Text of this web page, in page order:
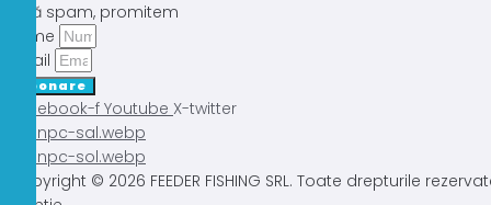
Fără spam, promitem
Nume
Email
Abonare
Facebook-f Youtube X-twitter
Copyright © 2026 FEEDER FISHING SRL. Toate drepturile